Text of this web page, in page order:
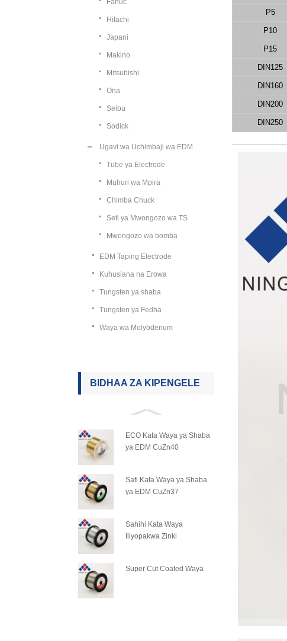
Fanuc
Hitachi
Japani
Makino
Mitsubishi
Ona
Seibu
Sodick
Ugavi wa Uchimbaji wa EDM
Tube ya Electrode
Muhuri wa Mpira
Chimba Chuck
Seti ya Mwongozo wa TS
Mwongozo wa bomba
EDM Taping Electrode
Kuhusiana na Erowa
Tungsten ya shaba
Tungsten ya Fedha
Waya wa Molybdenum
BIDHAA ZA KIPENGELE
ECO Kata Waya ya Shaba
ya EDM CuZn40
Safi Kata Waya ya Shaba
ya EDM CuZn37
Sahihi Kata Waya
Iliyopakwa Zinki
Super Cut Coated Waya
P5
P10
P15
DIN125
DIN160
DIN200
DIN250